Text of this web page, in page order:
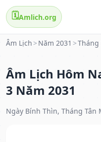
🗓️Amlich.org
Âm Lịch > Năm 2031 >Tháng
Âm Lịch Hôm
3 Năm 2031
Ngày Bính Thìn, Tháng Tân